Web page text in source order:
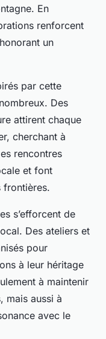
En
renforcent
un
par cette
Des
attirent chaque
cherchant à
rencontres
et font
frontières.
s’efforcent de
Des ateliers et
pour
à leur héritage
à maintenir
mais aussi à
avec le